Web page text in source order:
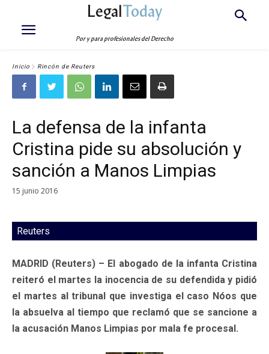
LegalToday
Por y para profesionales del Derecho
Inicio Rincón de Reuters
La defensa de la infanta
Cristina pide su absolución y
sanción a Manos Limpias
15 junio 2016
Reuters
MADRID (Reuters) – El abogado de la infanta Cristina
reiteró el martes la inocencia de su defendida y pidió
el martes al tribunal que investiga el caso Nóos que
la absuelva al tiempo que reclamó que se sancione a
la acusación Manos Limpias por mala fe procesal.